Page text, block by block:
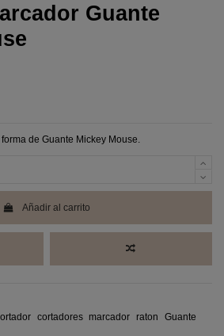
Guante
de Guante Mickey Mouse.
Añadir al carrito
cortadores marcador raton
Guante